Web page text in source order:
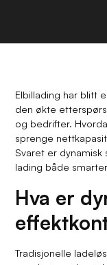
Elbillading har blitt
den økte
og bedrifter.
sprenge
Svaret er
lading både
Hva er
Tradisjonelle